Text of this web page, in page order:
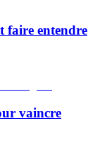
faire entendre
vaincre